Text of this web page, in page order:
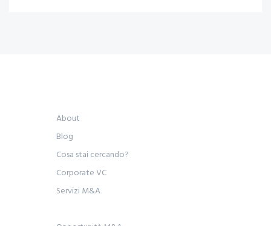
About
Blog
Cosa stai cercando?
Corporate VC
Servizi M&A